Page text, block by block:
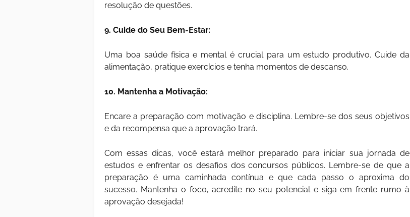
resolução de questões.
9. Cuide do Seu Bem-Estar:
Uma boa saúde física e mental é crucial para um estudo produtivo. Cuide da
alimentação, pratique exercícios e tenha momentos de descanso.
10. Mantenha a Motivação:
Encare a preparação com motivação e disciplina. Lembre-se dos seus objetivos
e da recompensa que a aprovação trará.
Com essas dicas, você estará melhor preparado para iniciar sua jornada de
estudos e enfrentar os desafios dos concursos públicos. Lembre-se de que a
preparação é uma caminhada contínua e que cada passo o aproxima do
sucesso. Mantenha o foco, acredite no seu potencial e siga em frente rumo à
aprovação desejada!